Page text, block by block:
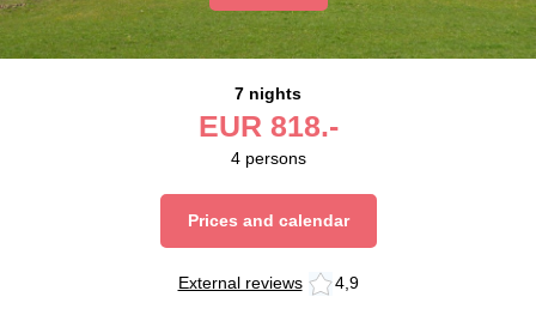
7 nights
EUR 818.-
4 persons
Prices and calendar
External reviews 4,9